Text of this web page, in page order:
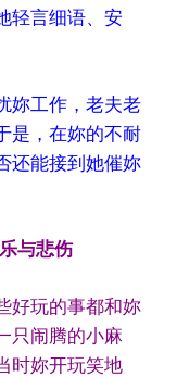
轻言细语、安
妳工作，老夫老
是，在妳的不耐
还能接到她催妳
与悲伤
好玩的事都和妳
只闹腾的小麻
时妳开玩笑地